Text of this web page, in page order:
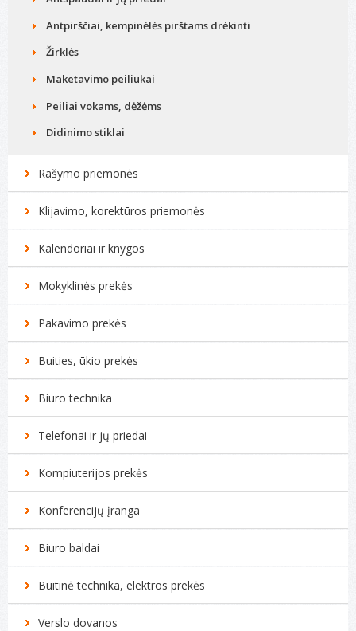
Antpirščiai, kempinėlės pirštams drėkinti
Žirklės
Maketavimo peiliukai
Peiliai vokams, dėžėms
Didinimo stiklai
Rašymo priemonės
Klijavimo, korektūros priemonės
Kalendoriai ir knygos
Mokyklinės prekės
Pakavimo prekės
Buities, ūkio prekės
Biuro technika
Telefonai ir jų priedai
Kompiuterijos prekės
Konferencijų įranga
Biuro baldai
Buitinė technika, elektros prekės
Verslo dovanos